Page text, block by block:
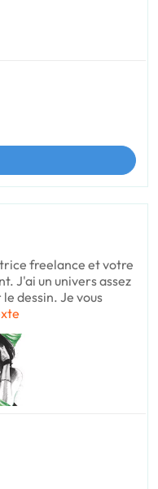
freelance et votre
J'ai un univers assez
dessin. Je vous